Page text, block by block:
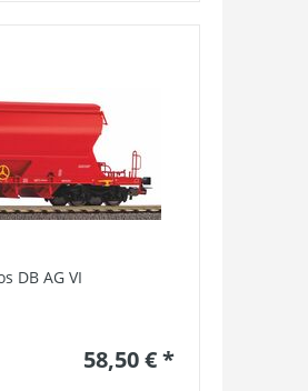
DB AG VI
58,50 € *